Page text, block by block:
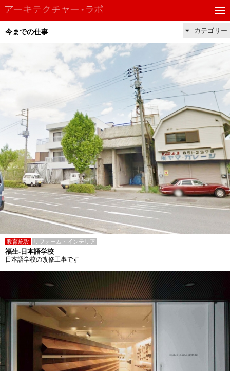
今までの仕事 カテゴリー
教育施設 リフォーム・インテリア
福生-日本語学校
日本語学校の改修工事です